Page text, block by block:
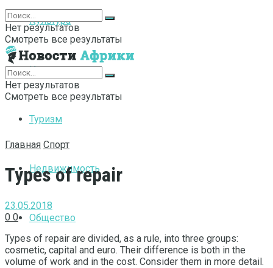
Культура
Интернет
Туризм
Недвижимость
Общество
Нет результатов
Смотреть все результаты
Нет результатов
Смотреть все результаты
Главная Спорт
Types of repair
23.05.2018
0 0
Types of repair are divided, as a rule, into three groups:
cosmetic, capital and euro. Their difference is both in the
volume of work and in the cost. Consider them in more detail.